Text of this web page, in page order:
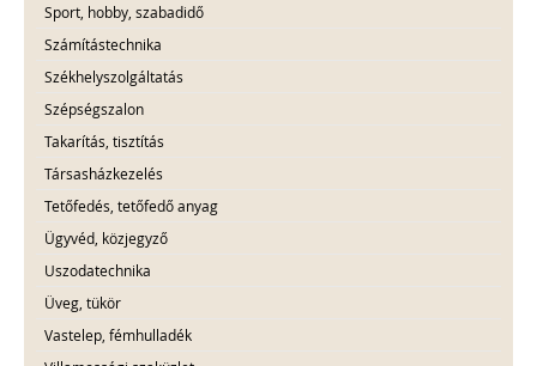
Sport, hobby, szabadidő
Számítástechnika
Székhelyszolgáltatás
Szépségszalon
Takarítás, tisztítás
Társasházkezelés
Tetőfedés, tetőfedő anyag
Ügyvéd, közjegyző
Uszodatechnika
Üveg, tükör
Vastelep, fémhulladék